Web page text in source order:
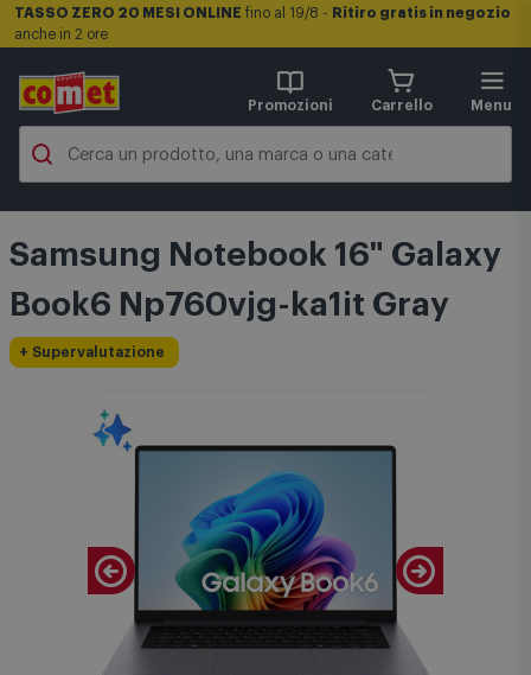
TASSO ZERO 20 MESI ONLINE fino al 19/8 - Ritiro gratis in negozio
anche in 2 ore
Promozioni Carrello Menu
Samsung Notebook 16" Galaxy
Book6 Np760vjg-ka1it Gray
+ Supervalutazione